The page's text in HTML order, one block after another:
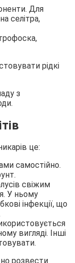
Для
селітра,
рідкі
з
це:
самостійно.
свіжим
У ньому
інфекції, що
вигляді. Інші
розвести